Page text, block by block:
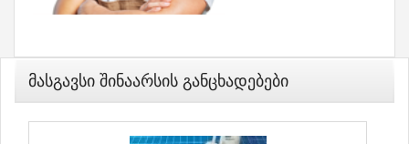
Მასგავსი Შინაარსის Განცხადებები